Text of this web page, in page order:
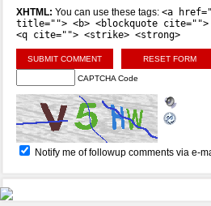
XHTML: You can use these tags: <a
title=""> <b> <blockquote cite="">
<q cite=""> <strike> <strong>
CAPTCHA Code
Notify me of followup comments via e-